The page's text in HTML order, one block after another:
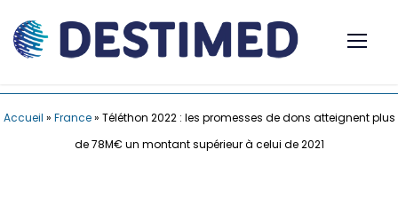
Accueil » France» Téléthon 2022 : les promesses de dons atteignent plus
de 78M€ un montant supérieur à celui de 2021